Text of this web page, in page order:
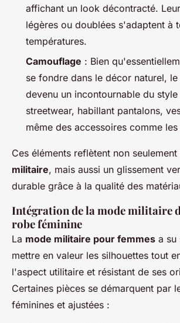
affichant un look décontracté.
légères ou doublées s'adaptent à
températures.
Camouflage : Bien
se fondre dans le décor naturel,
devenu un incontournable du
streetwear, habillant pantalons,
même des accessoires comme
Ces éléments reflètent non seulement
militaire, mais aussi un glissement
durable grâce à la qualité des
Intégration de la mode militaire
robe féminine
La mode militaire pour femmes a su
mettre en valeur les silhouettes tout
l'aspect utilitaire et résistant de ses
Certaines pièces se démarquent par
féminines et ajustées :